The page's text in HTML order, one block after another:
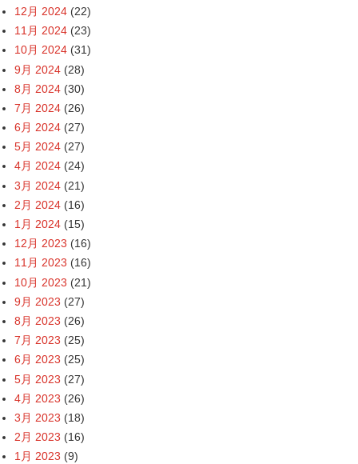
12月 2024 (22)
11月 2024 (23)
10月 2024 (31)
9月 2024 (28)
8月 2024 (30)
7月 2024 (26)
6月 2024 (27)
5月 2024 (27)
4月 2024 (24)
3月 2024 (21)
2月 2024 (16)
1月 2024 (15)
12月 2023 (16)
11月 2023 (16)
10月 2023 (21)
9月 2023 (27)
8月 2023 (26)
7月 2023 (25)
6月 2023 (25)
5月 2023 (27)
4月 2023 (26)
3月 2023 (18)
2月 2023 (16)
1月 2023 (9)